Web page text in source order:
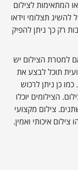
המתאימות לצילום
להשיג תצלומי וידאו
רק כך ניתן להפיק
למטרת הצילום יש
תוכל לבצע את
כן ניתן לרכוש
הצילומים יוכלו
צילום מקצועי
איכותי ואמין.